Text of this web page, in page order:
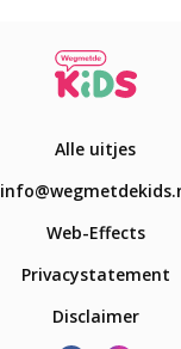
Alle uitjes
Web-Effects
Privacystatement
Disclaimer